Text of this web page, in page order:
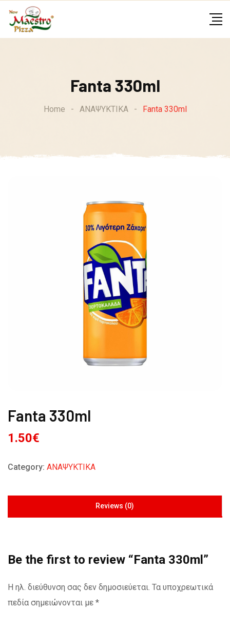
content
Fanta 330ml
Home - ΑΝΑΨΥΚΤΙΚΑ - Fanta 330ml
Fanta 330ml
1.50€
Category: ΑΝΑΨΥΚΤΙΚΑ
Reviews (0)
Be the first to review “Fanta 330ml”
Η ηλ. διεύθυνση σας δεν δημοσιεύεται. Τα υποχρεωτικά
πεδία σημειώνονται με *